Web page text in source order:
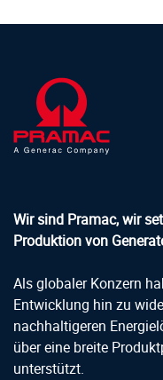
Wir sind Pramac, wir
Produktion von
Als globaler Konzern
Entwicklung hin zu
nachhaltigeren
über eine breite
unterstützt.